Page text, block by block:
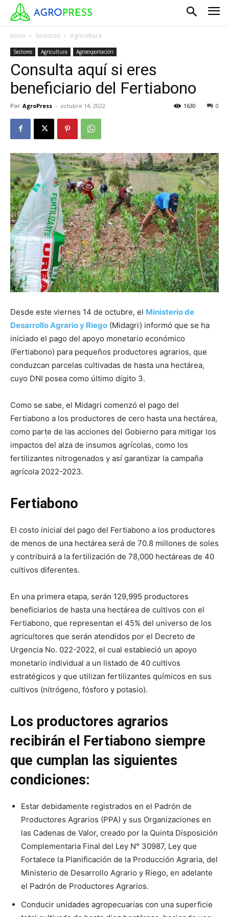
Inicio Sectores Agricultura
Sectores Agricultura Agroexportación
Consulta aquí si eres
beneficiario del Fertiabono
Por AgroPress - octubre 14, 2022 0
1630
Desde este viernes 14 de octubre, el Ministerio de
Desarrollo Agrario y Riego (Midagri) informó que se ha
iniciado el pago del apoyo monetario económico
(Fertiabono) para pequeños productores agrarios, que
conduzcan parcelas cultivadas de hasta una hectárea,
cuyo DNI posea como último dígito 3.
Como se sabe, el Midagri comenzó el pago del
Fertiabono a los productores de cero hasta una hectárea,
como parte de las acciones del Gobierno para mitigar los
impactos del alza de insumos agrícolas, como los
fertilizantes nitrogenados y así garantizar la campaña
agrícola 2022-2023.
Fertiabono
El costo inicial del pago del Fertiabono a los productores
de menos de una hectárea será de 70.8 millones de soles
y contribuirá a la fertilización de 78,000 hectáreas de 40
cultivos diferentes.
En una primera etapa, serán 129,995 productores
beneficiarios de hasta una hectárea de cultivos con el
Fertiabono, que representan el 45% del universo de los
agricultores que serán atendidos por el Decreto de
Urgencia No. 022-2022, el cual estableció un apoyo
monetario individual a un listado de 40 cultivos
estratégicos y que utilizan fertilizantes químicos en sus
cultivos (nitrógeno, fósforo y potasio).
Los productores agrarios
recibirán el Fertiabono siempre
que cumplan las siguientes
condiciones:
Estar debidamente registrados en el Padrón de
Productores Agrarios (PPA) y sus Organizaciones en
las Cadenas de Valor, creado por la Quinta Disposición
Complementaria Final del Ley N° 30987, Ley que
Fortalece la Planificación de la Producción Agraria, del
Ministerio de Desarrollo Agrario y Riego, en adelante
el Padrón de Productores Agrarios.
Conducir unidades agropecuarias con una superficie